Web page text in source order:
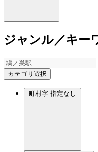
ジャンル／キー
カテゴリ選択
町村字 指定なし